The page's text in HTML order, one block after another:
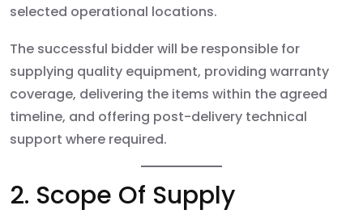
selected operational locations.
The successful bidder will be responsible for
supplying quality equipment, providing warranty
coverage, delivering the items within the agreed
timeline, and offering post-delivery technical
support where required.
2. Scope Of Supply